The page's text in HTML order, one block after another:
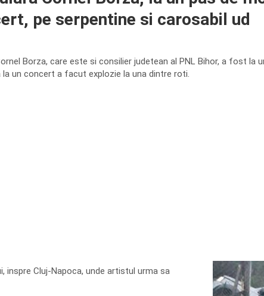
pe serpentine si carosabil ud
Borza, care este si consilier judetean al PNL Bihor, a fost la
la un concert a facut explozie la una dintre roti.
inspre Cluj-Napoca, unde artistul urma sa